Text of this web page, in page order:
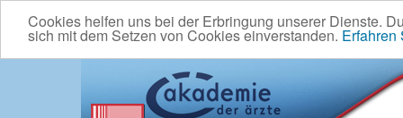
Cookies helfen uns bei der Erbringung unserer Dienste.
sich mit dem Setzen von Cookies einverstanden. Erfahren